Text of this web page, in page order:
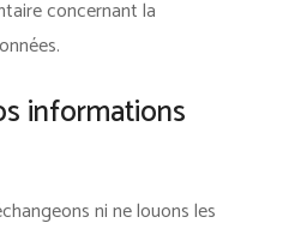
concernant la
informations
ni ne louons les